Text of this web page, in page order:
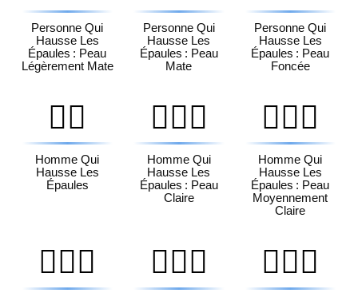
Personne Qui
Hausse Les
Épaules : Peau
Légèrement Mate
Personne Qui
Hausse Les
Épaules : Peau
Mate
Personne Qui
Hausse Les
Épaules : Peau
Foncée
🤷‍♂️
Homme Qui
Hausse Les
Épaules
🤷🏻‍♂️
Homme Qui
Hausse Les
Épaules : Peau
Claire
🤷🏼‍♂️
Homme Qui
Hausse Les
Épaules : Peau
Moyennement
Claire
🤷🏽‍♂️ 🤷🏾‍♂️ 🤷🏿‍♂️